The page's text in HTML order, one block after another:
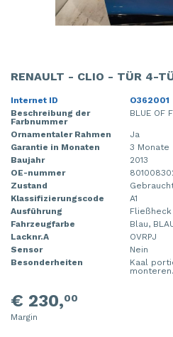
RENAULT - CLIO - TÜR 4-
Internet ID
O362001
Beschreibung der
Farbnummer
BLUE OF
Ornamentaler Rahmen
Ja
Garantie in Monaten
3 Monate
Baujahr
2013
OE-nummer
Zustand
Klassifizierungscode
A1
Ausführung
Fließheck
Fahrzeugfarbe
Blau,
Lacknr.A
OVRPJ
Sensor
Nein
Besonderheiten
Kaal
monteren.
€ 230,00
Margin